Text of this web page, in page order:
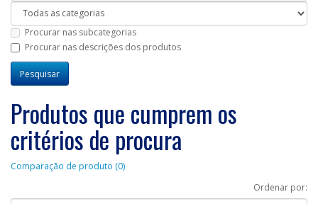
Procurar nas subcategorias
Procurar nas descrições dos produtos
Produtos que cumprem os
critérios de procura
Comparação de produto (0)
Ordenar por: